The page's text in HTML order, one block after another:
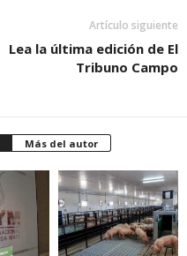
Artículo siguiente
Lea la última edición de El
Tribuno Campo
Más del autor